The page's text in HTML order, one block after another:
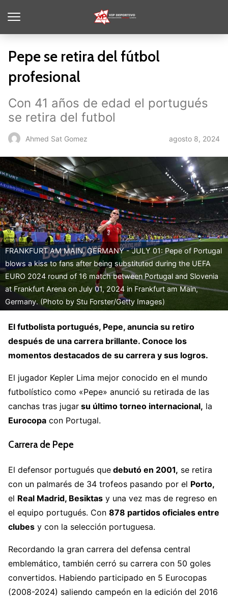
Pepe se retira del fútbol
profesional
Con 41 años de edad el portugués
se retira del futbol
Ahmed Sat Gomez agosto 8, 2024
FRANKFURT AM MAIN, GERMANY - JULY 01: Pepe of Portugal
blows a kiss to fans after being substituted during the UEFA
EURO 2024 round of 16 match between Portugal and Slovenia
at Frankfurt Arena on July 01, 2024 in Frankfurt am Main,
Germany. (Photo by Stu Forster/Getty Images)
El futbolista portugués, Pepe, anuncia su retiro
después de una carrera brillante. Conoce los
momentos destacados de su carrera y sus logros.
El jugador Kepler Lima mejor conocido en el mundo
futbolístico como «Pepe» anunció su retirada de las
canchas tras jugar su último torneo internacional, la
Eurocopa con Portugal.
Carrera de Pepe
El defensor portugués que debutó en 2001, se retira
con un palmarés de 34 trofeos pasando por el Porto,
el Real Madrid, Besiktas y una vez mas de regreso en
el equipo portugués. Con 878 partidos oficiales entre
clubes y con la selección portuguesa.
Recordando la gran carrera del defensa central
emblemático, también cerró su carrera con 50 goles
convertidos. Habiendo participado en 5 Eurocopas
(2008-2024) saliendo campeón en la edición del 2016